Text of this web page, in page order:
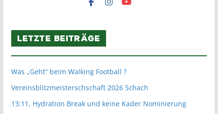
Letzte Beiträge
Was „Geht“ beim Walking Football ?
Vereinsblitzmeisterschschaft 2026 Schach
13:11, Hydration Break und keine Kader Nominierung